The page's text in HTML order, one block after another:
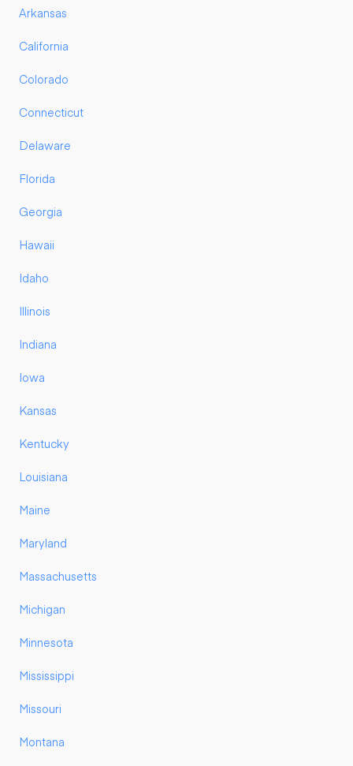
Arkansas
California
Colorado
Connecticut
Delaware
Florida
Georgia
Hawaii
Idaho
Illinois
Indiana
Iowa
Kansas
Kentucky
Louisiana
Maine
Maryland
Massachusetts
Michigan
Minnesota
Mississippi
Missouri
Montana